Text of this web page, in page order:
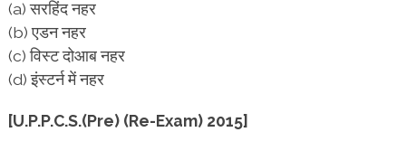
(a) सरहिंद नहर
(b) एडन नहर
(c) विस्ट दोआब नहर
(d) इंस्टर्न में नहर
[U.P.P.C.S.(Pre) (Re-Exam) 2015]